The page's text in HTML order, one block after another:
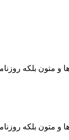
و متون بلکه
و متون بلکه